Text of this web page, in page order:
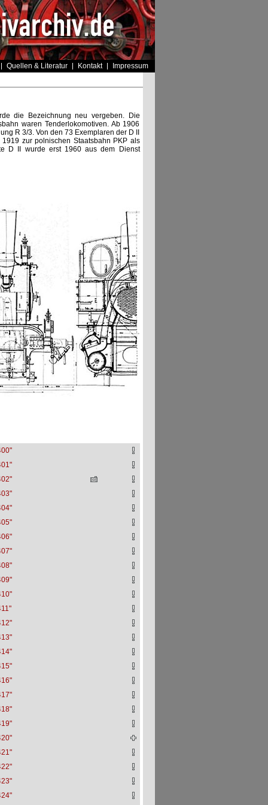
Quellen & Literatur Kontakt Impressum
die Bezeichnung neu vergeben. Die
waren Tenderlokomotiven. Ab 1906
R 3/3. Von den 73 Exemplaren der D II
zur polnischen Staatsbahn PKP als
D II wurde erst 1960 aus dem Dienst